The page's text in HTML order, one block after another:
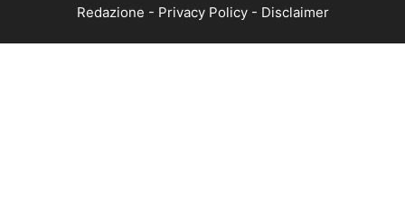
Redazione - Privacy Policy- Disclaimer